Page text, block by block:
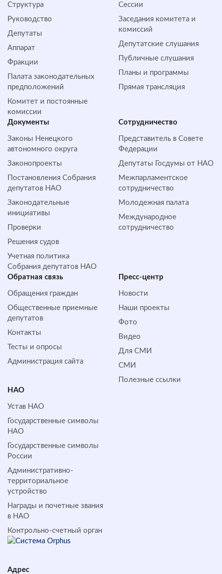
Структура
Руководство
Депутаты
Аппарат
Фракции
Палата законодательных
предположений
Комитет и постоянные
комиссии
Сессии
Заседания комитета и
комиссий
Депутатские слушания
Публичные слушания
Планы и программы
Прямая трансляция
Документы
Законы Ненецкого
автономного округа
Законопроекты
Постановления Собрания
депутатов НАО
Законодательные
инициативы
Проверки
Решения судов
Учетная политика
Собрания депутатов НАО
Сотрудничество
Представитель в Совете
Федерации
Депутаты Госдумы от НАО
Межпарламентское
сотрудничество
Молодежная палата
Международное
сотрудничество
Обратная cвязь
Обращения граждан
Общественные приемные
депутатов
Контакты
Тесты и опросы
Администрация сайта
Пресс-центр
Новости
Наши проекты
Фото
Видео
Для СМИ
СМИ
Полезные ссылки
НАО
Устав НАО
Государственные символы
НАО
Государственные символы
России
Административно-
территориальное
устройство
Награды и почетные звания
в НАО
Контрольно-счетный орган
Адрес